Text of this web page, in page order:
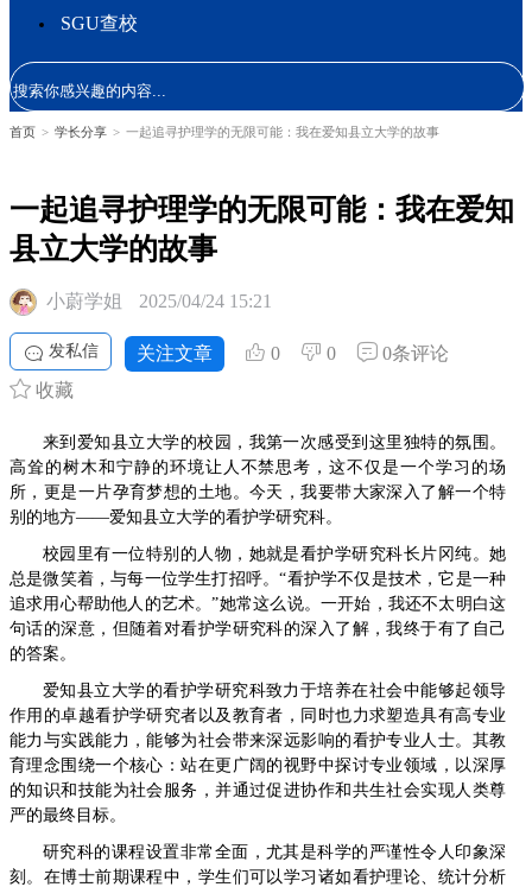
SGU查校
首页 > 学长分享 > 一起追寻护理学的无限可能：我在爱知县立大学的故事
一起追寻护理学的无限可能：我在爱知
县立大学的故事
小蔚学姐 2025/04/24 15:21
发私信 关注文章 0 0
0条评论
收藏
来到爱知县立大学的校园，我第一次感受到这里独特的氛围。
高耸的树木和宁静的环境让人不禁思考，这不仅是一个学习的场
所，更是一片孕育梦想的土地。今天，我要带大家深入了解一个特
别的地方——爱知县立大学的看护学研究科。
校园里有一位特别的人物，她就是看护学研究科长片冈纯。她
总是微笑着，与每一位学生打招呼。“看护学不仅是技术，它是一种
追求用心帮助他人的艺术。”她常这么说。一开始，我还不太明白这
句话的深意，但随着对看护学研究科的深入了解，我终于有了自己
的答案。
爱知县立大学的看护学研究科致力于培养在社会中能够起领导
作用的卓越看护学研究者以及教育者，同时也力求塑造具有高专业
能力与实践能力，能够为社会带来深远影响的看护专业人士。其教
育理念围绕一个核心：站在更广阔的视野中探讨专业领域，以深厚
的知识和技能为社会服务，并通过促进协作和共生社会实现人类尊
严的最终目标。
研究科的课程设置非常全面，尤其是科学的严谨性令人印象深
刻。在博士前期课程中，学生们可以学习诸如看护理论、统计分析